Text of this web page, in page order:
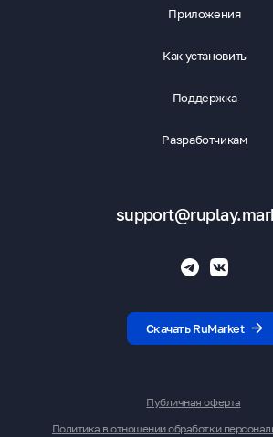
Приложения
Как установить
Поддержка
Разработчикам
Скачать RuMarket
Публичная оферта
Политика в отношении обработки